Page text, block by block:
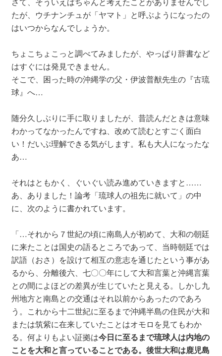
たが、ウチナンチュが「ヤマト」と呼ぶようになったの
はいつからなんでしょうか。
ちょこちょこっと調べてみましたが、やっぱり辞書など
はすぐには発見できません。
そこで、困った時の沖縄学の父・伊波普猷先生の『古琉
球』へ…
随分久しぶりに手に取りましたが、昔読んだときは意味
わかってなかったんですね、改めて読むとすごく面白
い！だいぶ理解できる気がします。私も大人になったな
あ…
それはともかく、ぐいぐい読み進めていきますと……
あ、ありました！論考「琉球人の祖先に就いて」の中
に、次のように書かれています。
「…それから７世紀の頃に南島人が初めて、大和の朝廷
に来たことは国史の語るところであって、当時朝廷では
訳語（おさ）を設けて相互の意志を通じたという事があ
るから、分離後六、七〇〇年にして大和言葉と沖縄言葉
との間によほどの差異が生じていたと見える。しかし九
州地方と南島との交通はそれ以前からあったのであろ
う。これから十二世紀に至るまで沖縄半島の住民が大和
または筑紫に在来していたことはオモロを見てもわか
る。何よりもよい証拠は今日に至るまで琉球人は内地の
ことを大和と言っていることである。後世大和は鹿児島